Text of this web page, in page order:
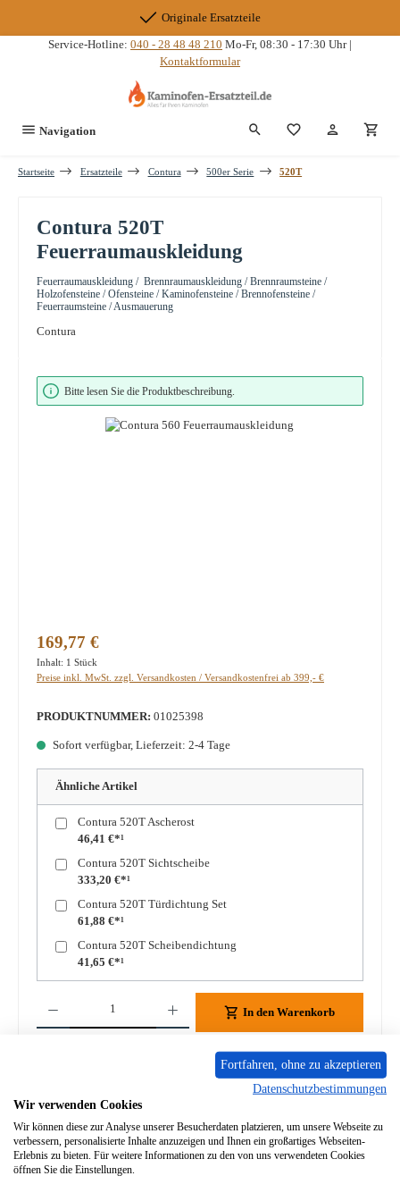
Originale Ersatzteile
Service-Hotline: 040 - 28 48 48 210 Mo-Fr, 08:30 - 17:30 Uhr |
Kontaktformular
Navigation Du hast 0
Startseite Ersatzteile Contura 500er Serie 520T
Contura 520T
Feuerraumauskleidung
Feuerraumauskleidung / Brennraumauskleidung / Brennraumsteine /
Holzofensteine / Ofensteine / Kaminofensteine / Brennofensteine /
Feuerraumsteine / Ausmauerung
Contura
Bildergalerie überspringen
Bitte lesen Sie die Produktbeschreibung.
Regulärer Preis:
169,77 €
Inhalt: 1 Stück
Preise inkl. MwSt. zzgl. Versandkosten / Versandkostenfrei ab 399,- €
PRODUKTNUMMER: 01025398
Sofort verfügbar, Lieferzeit: 2-4 Tage
Ähnliche Artikel
Contura 520T Ascherost
46,41 €*¹
Contura 520T Sichtscheibe
333,20 €*¹
Contura 520T Türdichtung Set
61,88 €*¹
Contura 520T Scheibendichtung
41,65 €*¹
In den Warenkorb
Fortfahren, ohne zu akzeptieren
Datenschutzbestimmungen
Wir verwenden Cookies
Wir können diese zur Analyse unserer Besucherdaten platzieren, um unsere Webseite zu
verbessern, personalisierte Inhalte anzuzeigen und Ihnen ein großartiges Webseiten-
Erlebnis zu bieten. Für weitere Informationen zu den von uns verwendeten Cookies
öffnen Sie die Einstellungen.